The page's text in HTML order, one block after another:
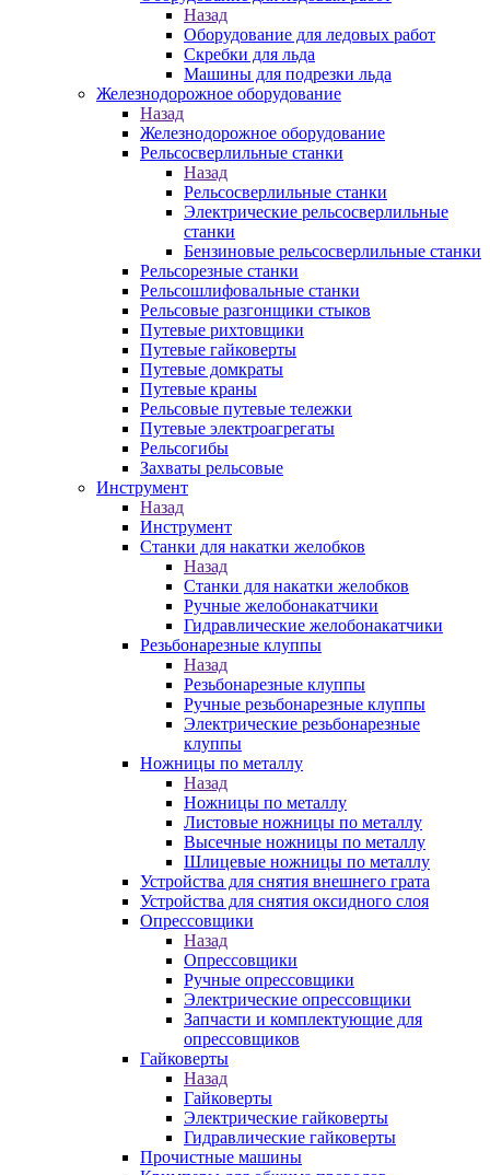
Назад
Оборудование для ледовых работ
Скребки для льда
Машины для подрезки льда
Железнодорожное оборудование
Назад
Железнодорожное оборудование
Рельсосверлильные станки
Назад
Рельсосверлильные станки
Электрические рельсосверлильные
станки
Бензиновые рельсосверлильные станки
Рельсорезные станки
Рельсошлифовальные станки
Рельсовые разгонщики стыков
Путевые рихтовщики
Путевые гайковерты
Путевые домкраты
Путевые краны
Рельсовые путевые тележки
Путевые электроагрегаты
Рельсогибы
Захваты рельсовые
Инструмент
Назад
Инструмент
Станки для накатки желобков
Назад
Станки для накатки желобков
Ручные желобонакатчики
Гидравлические желобонакатчики
Резьбонарезные клуппы
Назад
Резьбонарезные клуппы
Ручные резьбонарезные клуппы
Электрические резьбонарезные
клуппы
Ножницы по металлу
Назад
Ножницы по металлу
Листовые ножницы по металлу
Высечные ножницы по металлу
Шлицевые ножницы по металлу
Устройства для снятия внешнего грата
Устройства для снятия оксидного слоя
Опрессовщики
Назад
Опрессовщики
Ручные опрессовщики
Электрические опрессовщики
Запчасти и комплектующие для
опрессовщиков
Гайковерты
Назад
Гайковерты
Электрические гайковерты
Гидравлические гайковерты
Прочистные машины